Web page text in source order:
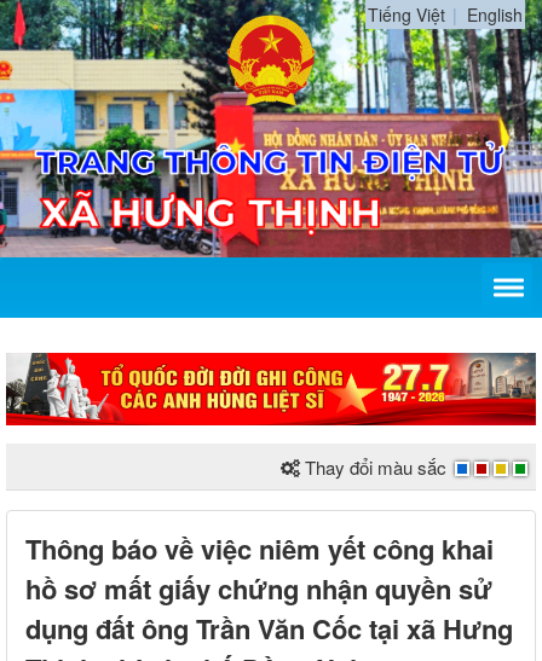
Tiếng Việt English
Thay đổi màu sắc
Thông báo về việc niêm yết công khai
hồ sơ mất giấy chứng nhận quyền sử
dụng đất ông Trần Văn Cốc tại xã Hưng